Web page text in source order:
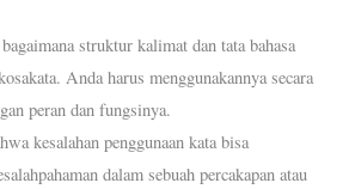
struktur kalimat dan tata bahasa
Anda harus menggunakannya secara
peran dan fungsinya.
kesalahan penggunaan kata bisa
dalam sebuah percakapan atau